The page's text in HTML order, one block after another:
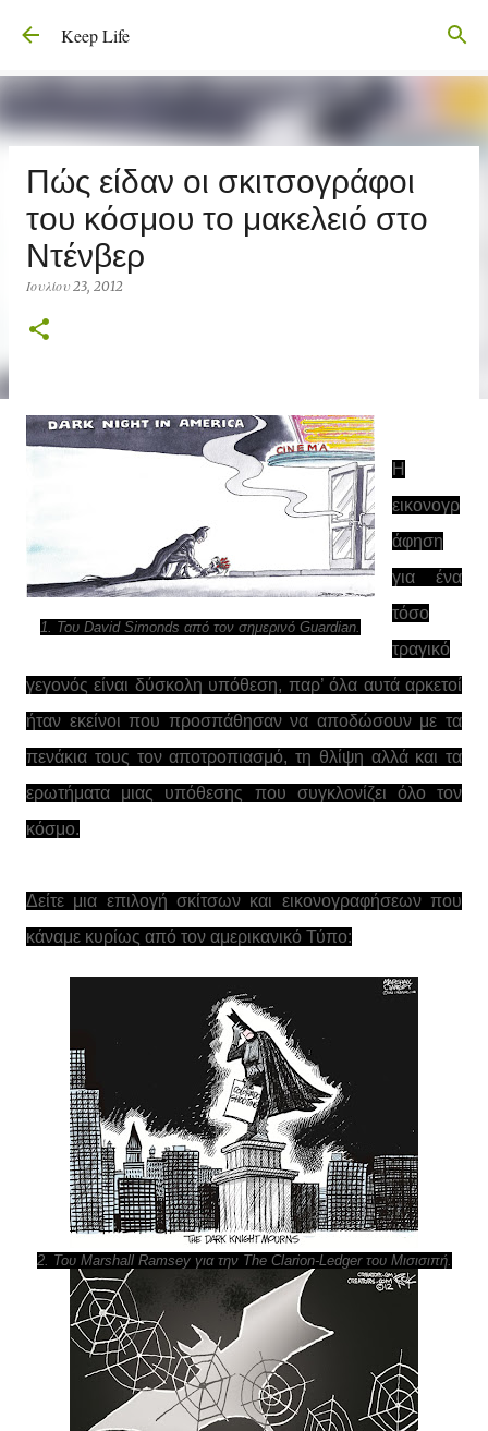
Μετάβαση στο κύριο περιεχόμενο
Keep Life
Πώς είδαν οι σκιτσογράφοι
του κόσμου το μακελειό στο
Ντένβερ
Ιουλίου 23, 2012
1. Του David Simonds από τον σημερινό Guardian.
Η
εικονογρ
άφηση
για ένα
τόσο
τραγικό
γεγονός είναι δύσκολη υπόθεση, παρ’ όλα αυτά αρκετοί
ήταν εκείνοι που προσπάθησαν να αποδώσουν με τα
πενάκια τους τον αποτροπιασμό, τη θλίψη αλλά και τα
ερωτήματα μιας υπόθεσης που συγκλονίζει όλο τον
κόσμο.
Δείτε μια επιλογή σκίτσων και εικονογραφήσεων που
κάναμε κυρίως από τον αμερικανικό Τύπο:
2. Του Marshall Ramsey για την The Clarion-Ledger του Μισισιπή.